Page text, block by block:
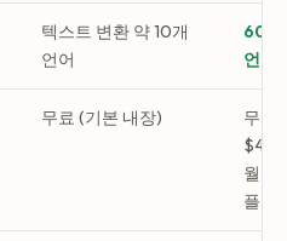
텍스트 변환 약 10개
언어
60개
언어
무료 (기본 내장)
무료
월
플랜